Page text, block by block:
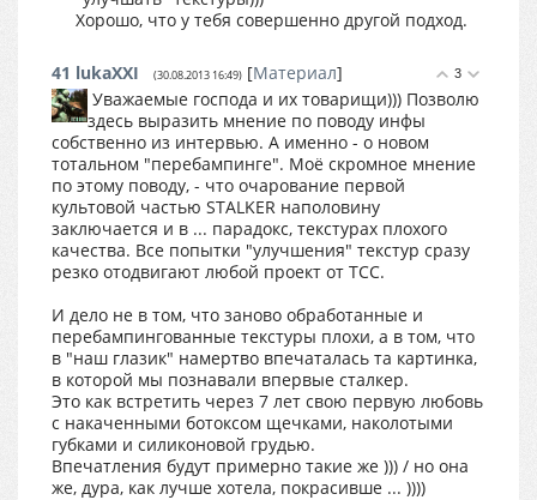
Хорошо, что у тебя совершенно другой подход.
3
41 lukaXXI (30.08.2013 16:49) [Материал]
Уважаемые господа и их товарищи))) Позволю
здесь выразить мнение по поводу инфы
собственно из интервью. А именно - о новом
тотальном "перебампинге". Моё скромное мнение
по этому поводу, - что очарование первой
культовой частью STALKER наполовину
заключается и в ... парадокс, текстурах плохого
качества. Все попытки "улучшения" текстур сразу
резко отодвигают любой проект от ТСС.
И дело не в том, что заново обработанные и
перебампингованные текстуры плохи, а в том, что
в "наш глазик" намертво впечаталась та картинка,
в которой мы познавали впервые сталкер.
Это как встретить через 7 лет свою первую любовь
с накаченными ботоксом щечками, наколотыми
губками и силиконовой грудью.
Впечатления будут примерно такие же ))) / но она
же, дура, как лучше хотела, покрасивше ... ))))